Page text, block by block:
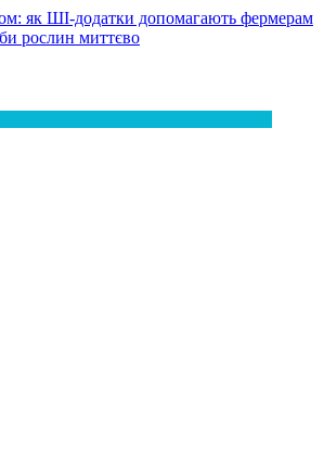
як ШІ-додатки допомагають фермерам
рослин миттєво